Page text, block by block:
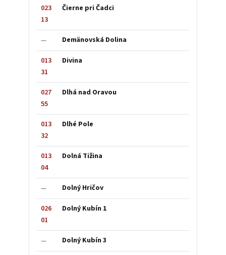
023
13
Čierne pri Čadci
— Demänovská Dolina
013
31
Divina
027
55
Dlhá nad Oravou
013
32
Dlhé Pole
013
04
Dolná Tižina
— Dolný Hričov
026
01
Dolný Kubín 1
— Dolný Kubín 3